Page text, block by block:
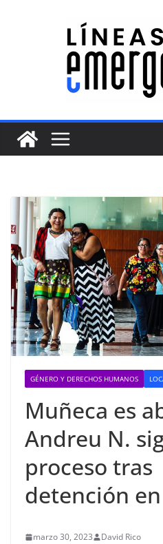
GÉNERO Y DERECHOS HUMANOS
Muñeca es
Andreu N.
proceso tras
detención
marzo 30, 2023 David Rico